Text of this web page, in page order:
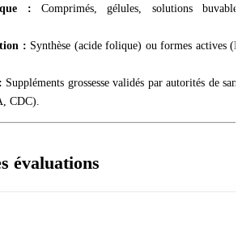
: Comprimés, gélules, solutions
: Synthèse (acide folique) ou formes actives
Suppléments grossesse validés par autorités de
CDC).
évaluations